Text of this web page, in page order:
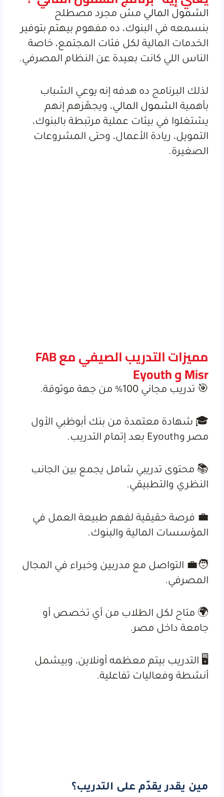
الشمول المالي مش مجرد مصطلح
بنسمعه في البنوك، ده مفهوم بيهتم بتوفير
الخدمات المالية لكل فئات المجتمع، خاصة
الناس اللي كانت بعيدة عن النظام المصرفي.
لذلك البرنامج ده هدفه إنه يوعي الشباب
بأهمية الشمول المالي، ويجهّزهم إنهم
يشتغلوا في بيئات عملية مرتبطة بالبنوك،
التمويل، ريادة الأعمال، وحتى المشروعات
الصغيرة.
مميزات التدريب الصيفي مع FAB
Misr و Eyouth
🎯 تدريب مجاني 100% من جهة موثوقة.
🎓 شهادة معتمدة من بنك أبوظبي الأول
مصر وEyouth بعد إتمام التدريب.
📚 محتوى تدريبي شامل يجمع بين الجانب
النظري والتطبيقي.
💼 فرصة حقيقية لفهم طبيعة العمل في
المؤسسات المالية والبنوك.
🧑‍💼 التواصل مع مدربين وخبراء في المجال
المصرفي.
🌍 متاح لكل الطلاب من أي تخصص أو
جامعة داخل مصر.
🖥️ التدريب بيتم معظمه أونلاين، وبيشمل
أنشطة وفعاليات تفاعلية.
مين يقدر يقدّم على التدريب؟